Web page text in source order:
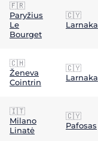
🇫🇷
Paryžius
Le
Bourget
🇨🇾
Larnaka
🇨🇭
Ženeva
Cointrin
🇨🇾
Larnaka
🇮🇹
Milano
Linatė
🇨🇾
Pafosas